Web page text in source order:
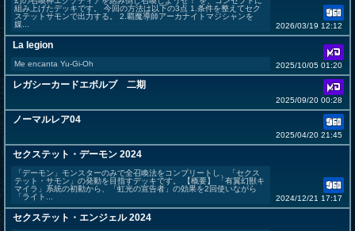
組み上げたデッキです。 今回の方法は以下の3点 1.条件を整えてセク
ステットサモンで出力する。 2.覇魔導師アーカナイトマジシャンを
媒...
2026/03/19 12:12
La legion
Me encanta Yu-Gi-Oh 2025/10/05 01:20
レガシーカードエボルブ 二期
2025/09/20 00:28
ノーマルレア04
2025/04/20 21:45
セクステット・デーモン 2024
「デーモン」モンスターのみで全召喚法をコンプリートし、「セクス
テット・サモン」の発動を目指すデッキです。 【概要】 「有翼幻獣キ
マイラ」系統の初動から、「虹光の宣告者」の効果を2回使いながら
「ライト...
2024/12/21 17:17
セクステット・エンジェル 2024